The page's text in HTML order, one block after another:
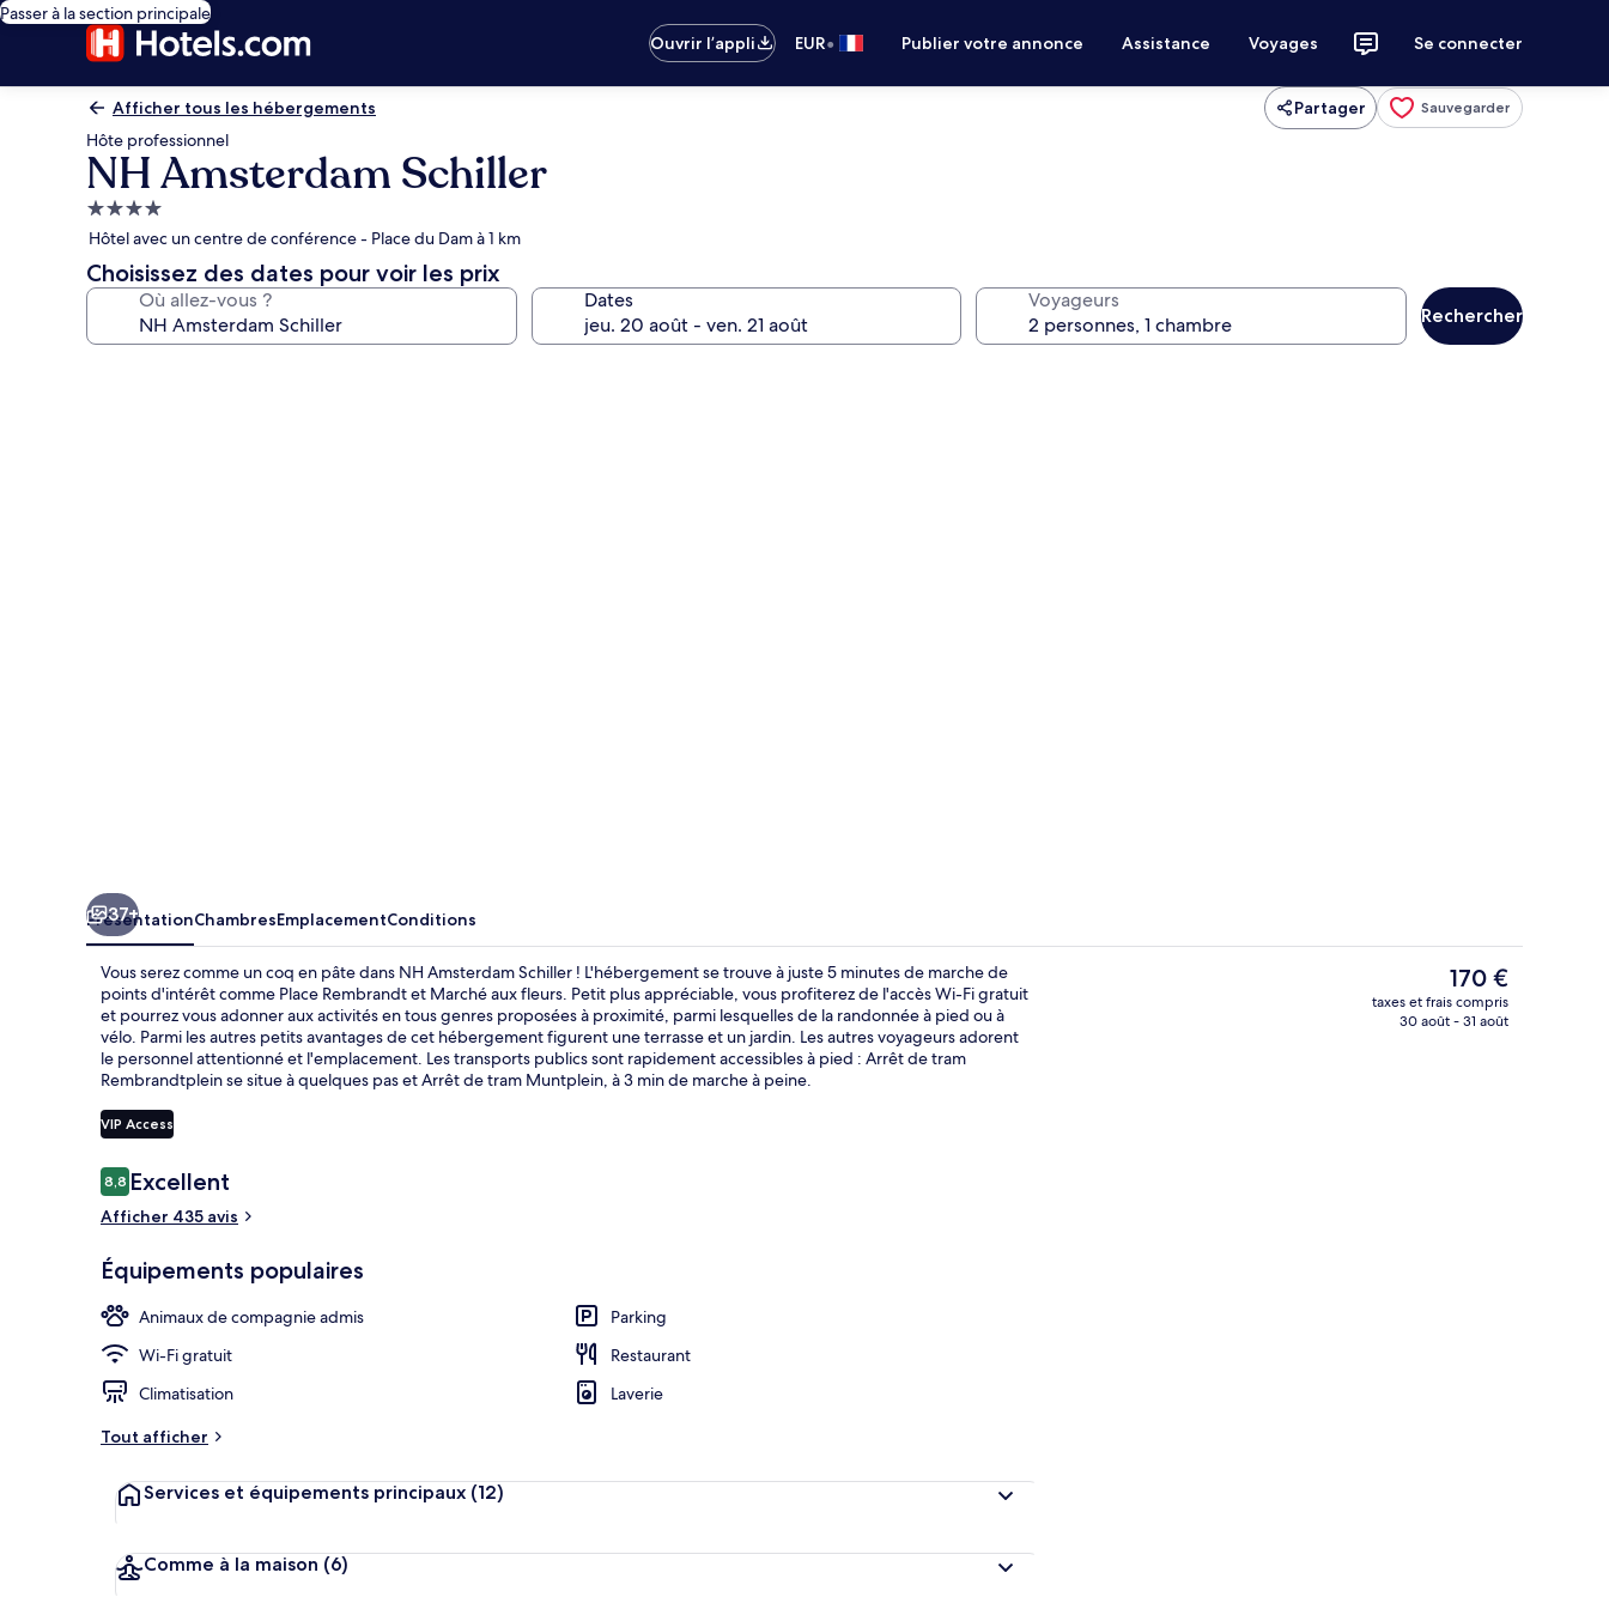
Passer à la section principale
Ouvrir l’appli
EUR• Publier votre annonce Assistance Voyages Se connecter
Afficher tous les hébergements Partager Sauvegarder
Hôte professionnel
NH Amsterdam Schiller
Hébergement
4.0 étoiles
Hôtel avec un centre de conférence - Place du Dam à 1 km
Choisissez des dates pour voir les prix
Où allez-vous ? Dates Voyageurs
Rechercher
Bar (sur place)
37+
PrésentationChambresEmplacementConditions
Vous serez comme un coq en pâte dans NH Amsterdam Schiller ! L'hébergement se trouve à juste 5 minutes de marche de
points d'intérêt comme Place Rembrandt et Marché aux fleurs. Petit plus appréciable, vous profiterez de l'accès Wi-Fi gratuit
et pourrez vous adonner aux activités en tous genres proposées à proximité, parmi lesquelles de la randonnée à pied ou à
vélo. Parmi les autres petits avantages de cet hébergement figurent une terrasse et un jardin. Les autres voyageurs adorent
le personnel attentionné et l'emplacement. Les transports publics sont rapidement accessibles à pied : Arrêt de tram
Rembrandtplein se situe à quelques pas et Arrêt de tram Muntplein, à 3 min de marche à peine.
VIP Access
Avis
voyageurs
8,88,8 sur 10
Excellent
Afficher 435 avis
Équipements populaires
Animaux de compagnie admis
Parking
Wi-Fi gratuit
Restaurant
Climatisation
Laverie
Tout afficher
Services et équipements principaux (12)
Comme à la maison (6)
Le
prix
actuel
170 €
taxes et frais compris
30 août - 31 août